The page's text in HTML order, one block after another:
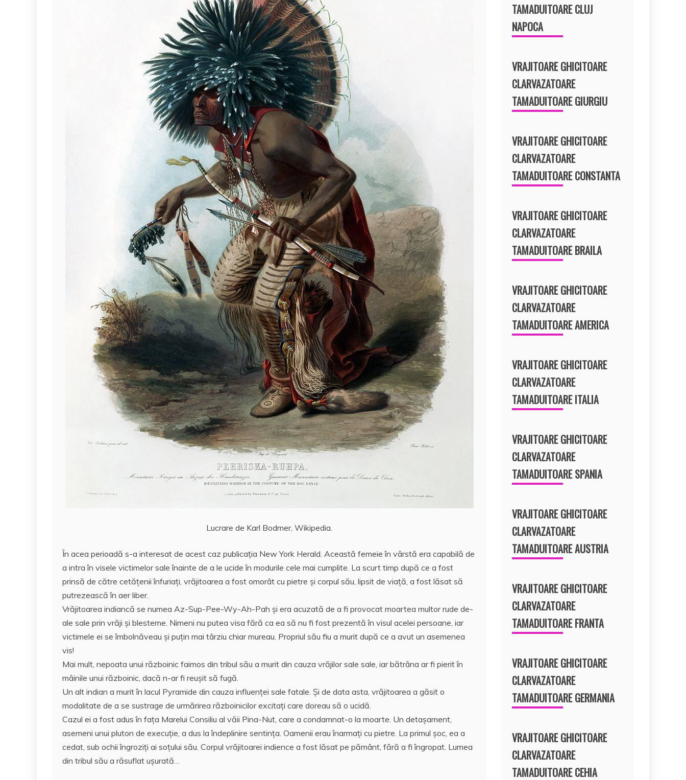
Lucrare de Karl Bodmer, Wikipedia.
În acea perioadă s-a interesat de acest caz publicaţia New York Herald. Această femeie în vârstă era capabilă de
a intra în visele victimelor sale înainte de a le ucide în modurile cele mai cumplite. La scurt timp după ce a fost
prinsă de către cetățenii înfuriați, vrăjitoarea a fost omorât cu pietre și corpul său, lipsit de viață, a fost lăsat să
putrezească în aer liber.
Vrăjitoarea indiancă se numea Az-Sup-Pee-Wy-Ah-Pah și era acuzată de a fi provocat moartea multor rude de-
ale sale prin vrăji și blesteme. Nimeni nu putea visa fără ca ea să nu fi fost prezentă în visul acelei persoane, iar
victimele ei se îmbolnăveau şi puţin mai târziu chiar mureau. Propriul său fiu a murit după ce a avut un asemenea
vis!
Mai mult, nepoata unui războinic faimos din tribul său a murit din cauza vrăjilor sale sale, iar bătrâna ar fi pierit în
mâinile unui războinic, dacă n-ar fi reuşit să fugă.
Un alt indian a murit în lacul Pyramide din cauza influenței sale fatale. Şi de data asta, vrăjitoarea a găsit o
modalitate de a se sustrage de urmărirea războinicilor excitaţi care doreau să o ucidă.
Cazul ei a fost adus în fața Marelui Consiliu al văii Pina-Nut, care a condamnat-o la moarte. Un detașament,
asemeni unui pluton de execuţie, a dus la îndeplinire sentinţa. Oamenii erau înarmați cu pietre. La primul șoc, ea a
cedat, sub ochii îngroziţi ai soţului său. Corpul vrăjitoarei indience a fost lăsat pe pământ, fără a fi îngropat. Lumea
din tribul său a răsuflat uşurată…
TAMADUITOARE CLUJ
NAPOCA
VRAJITOARE GHICITOARE
CLARVAZATOARE
TAMADUITOARE GIURGIU
VRAJITOARE GHICITOARE
CLARVAZATOARE
TAMADUITOARE CONSTANTA
VRAJITOARE GHICITOARE
CLARVAZATOARE
TAMADUITOARE BRAILA
VRAJITOARE GHICITOARE
CLARVAZATOARE
TAMADUITOARE AMERICA
VRAJITOARE GHICITOARE
CLARVAZATOARE
TAMADUITOARE ITALIA
VRAJITOARE GHICITOARE
CLARVAZATOARE
TAMADUITOARE SPANIA
VRAJITOARE GHICITOARE
CLARVAZATOARE
TAMADUITOARE AUSTRIA
VRAJITOARE GHICITOARE
CLARVAZATOARE
TAMADUITOARE FRANTA
VRAJITOARE GHICITOARE
CLARVAZATOARE
TAMADUITOARE GERMANIA
VRAJITOARE GHICITOARE
CLARVAZATOARE
TAMADUITOARE CEHIA